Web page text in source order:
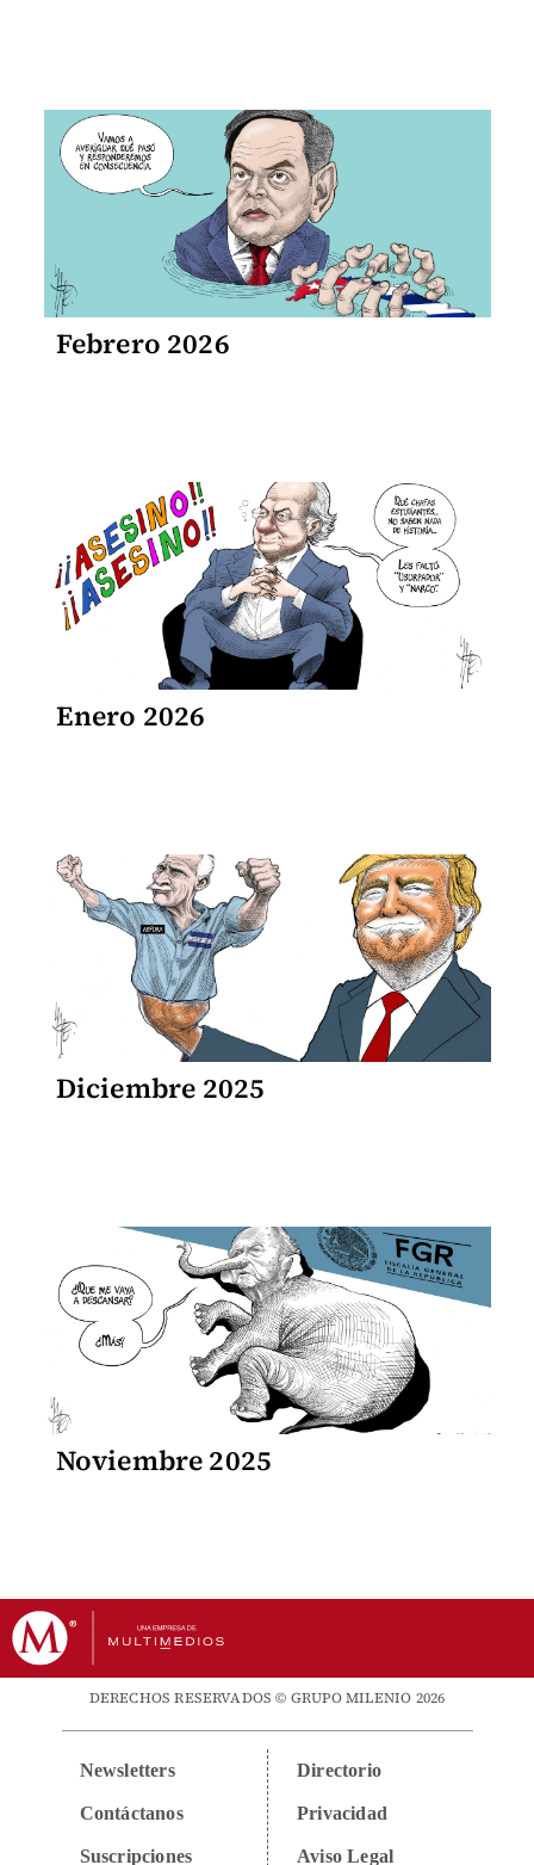
Febrero 2026
Enero 2026
Diciembre 2025
Noviembre 2025
DERECHOS RESERVADOS © GRUPO MILENIO 2026
Newsletters
Contáctanos
Suscripciones
Directorio
Privacidad
Aviso Legal